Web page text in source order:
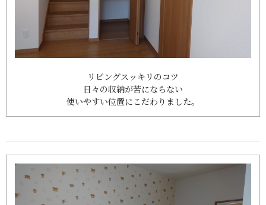
リビングスッキリのコツ
日々の収納が苦にならない
使いやすい位置にこだわりました。